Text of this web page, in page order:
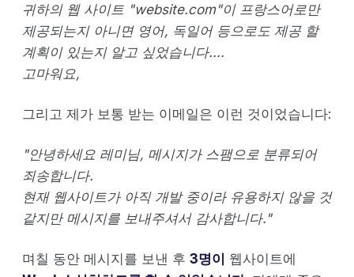
귀하의 웹 사이트 "website.com"이 프랑스어로만
제공되는지 아니면 영어, 독일어 등으로도 제공 할
계획이 있는지 알고 싶었습니다....
고마워요,
그리고 제가 보통 받는 이메일은 이런 것이었습니다:
"안녕하세요 레미님, 메시지가 스팸으로 분류되어
죄송합니다.
현재 웹사이트가 아직 개발 중이라 유용하지 않을 것
같지만 메시지를 보내주셔서 감사합니다."
며칠 동안 메시지를 보낸 후 3명이 웹사이트에